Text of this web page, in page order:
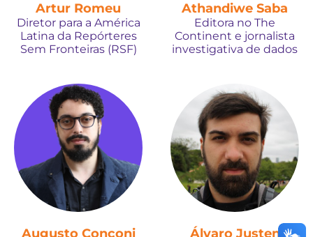
Artur Romeu
Diretor para a América
Latina da Repórteres
Sem Fronteiras (RSF)
Athandiwe Saba
Editora no The
Continent e jornalista
investigativa de dados
Augusto Conconi Álvaro Justen